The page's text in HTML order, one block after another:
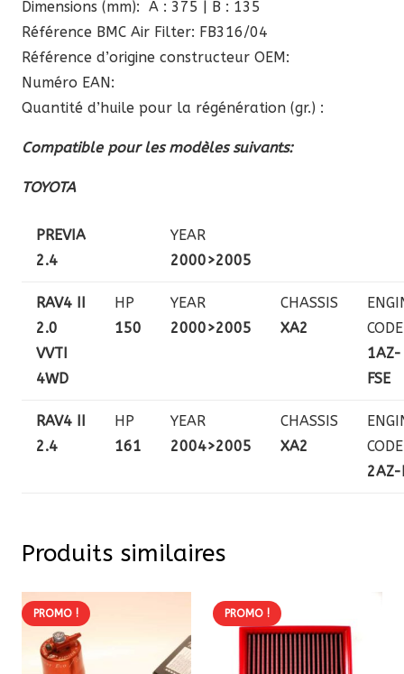
Dimensions (mm): A : 375 | B : 135
Référence BMC Air Filter: FB316/04
Référence d’origine constructeur OEM:
Numéro EAN:
Quantité d’huile pour la régénération (gr.) :
Compatible pour les modèles suivants:
TOYOTA
PREVIA
2.4
YEAR
2000>2005
RAV4 II
2.0
VVTI
4WD
HP
150
YEAR
2000>2005
CHASSIS
XA2
CODE
1AZ-
FSE
RAV4 II
2.4
HP
161
YEAR
2004>2005
CHASSIS
XA2
CODE
2AZ-
Produits similaires
PROMO ! PROMO !